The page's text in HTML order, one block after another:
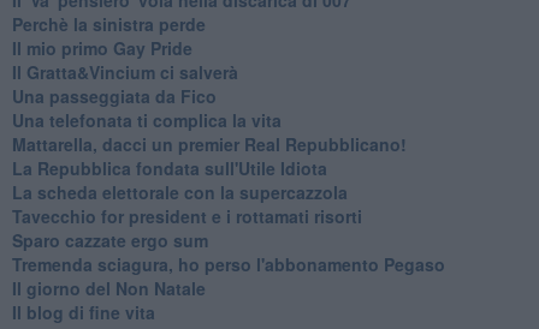
Perchè la sinistra perde
Il mio primo Gay Pride
Il Gratta&Vincium ci salverà
Una passeggiata da Fico
Una telefonata ti complica la vita
Mattarella, dacci un premier Real Repubblicano!
La Repubblica fondata sull'Utile Idiota
La scheda elettorale con la supercazzola
Tavecchio for president e i rottamati risorti
Sparo cazzate ergo sum
Tremenda sciagura, ho perso l'abbonamento Pegaso
Il giorno del Non Natale
Il blog di fine vita